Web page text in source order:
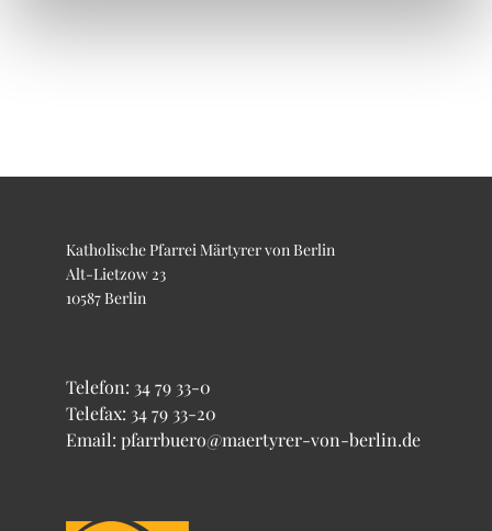
Katholische Pfarrei Märtyrer von Berlin
Alt-Lietzow 23
10587 Berlin
Telefon: 34 79 33-0
Telefax: 34 79 33-20
Email: pfarrbuero@maertyrer-von-berlin.de